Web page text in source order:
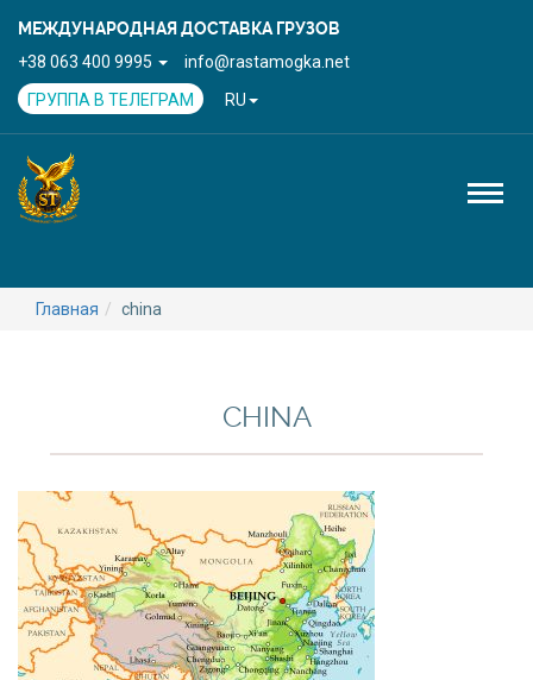
МЕЖДУНАРОДНАЯ ДОСТАВКА ГРУЗОВ
+38 063 400 9995
info@rastamogka.net
ГРУППА В ТЕЛЕГРАМ
RU
Главная china
CHINA